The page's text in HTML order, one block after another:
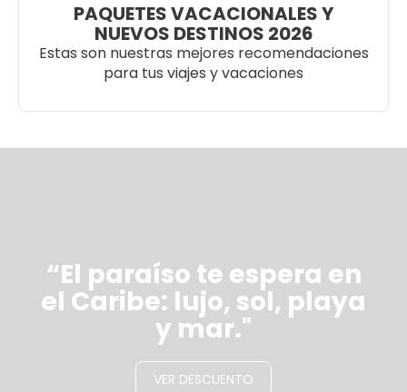
PAQUETES VACACIONALES Y
NUEVOS DESTINOS 2026
Estas son nuestras mejores recomendaciones
para tus viajes y vacaciones
“El paraíso te espera en
el Caribe: lujo, sol, playa
y mar."
VER DESCUENTO